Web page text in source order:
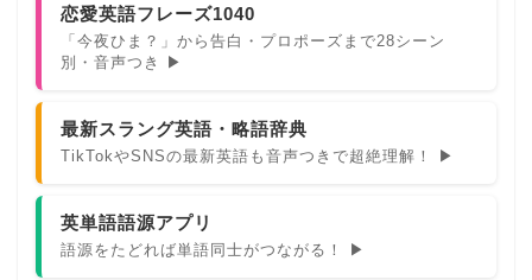
恋愛英語フレーズ1040
「今夜ひま？」から告白・プロポーズまで28シーン
別・音声つき ▶
最新スラング英語・略語辞典
TikTokやSNSの最新英語も音声つきで超絶理解！ ▶
英単語語源アプリ
語源をたどれば単語同士がつながる！ ▶